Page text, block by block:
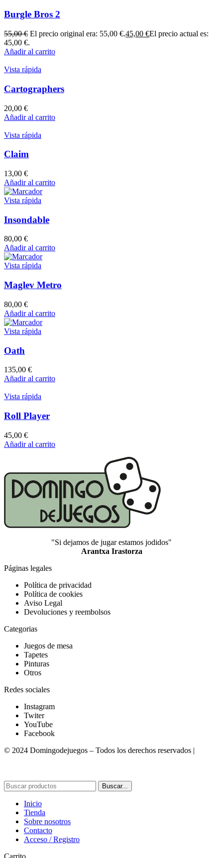
Burgle Bros 2
55,00€ El precio original era: 55,00 €.45,00 €El precio actual es:
45,00 €.
Añadir al carrito
Vista rápida
Cartographers
20,00 €
Añadir al carrito
Vista rápida
Claim
13,00 €
Añadir al carrito
Vista rápida
Insondable
80,00 €
Añadir al carrito
Vista rápida
Maglev Metro
80,00 €
Añadir al carrito
Vista rápida
Oath
135,00 €
Añadir al carrito
Vista rápida
Roll Player
45,00 €
Añadir al carrito
"Si dejamos de jugar estamos jodidos"
Arantxa Irastorza
Páginas legales
Política de privacidad
Política de cookies
Aviso Legal
Devoluciones y reembolsos
Categorias
Juegos de mesa
Tapetes
Pinturas
Otros
Redes sociales
Instagram
Twiter
YouTube
Facebook
© 2024 Domingodejuegos – Todos los derechos reservados |
Buscar...
Inicio
Tienda
Sobre nosotros
Contacto
Acceso / Registro
Carrito